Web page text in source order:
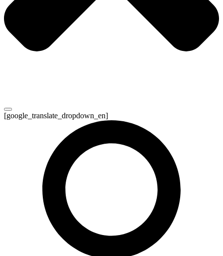
[google_translate_dropdown_en]